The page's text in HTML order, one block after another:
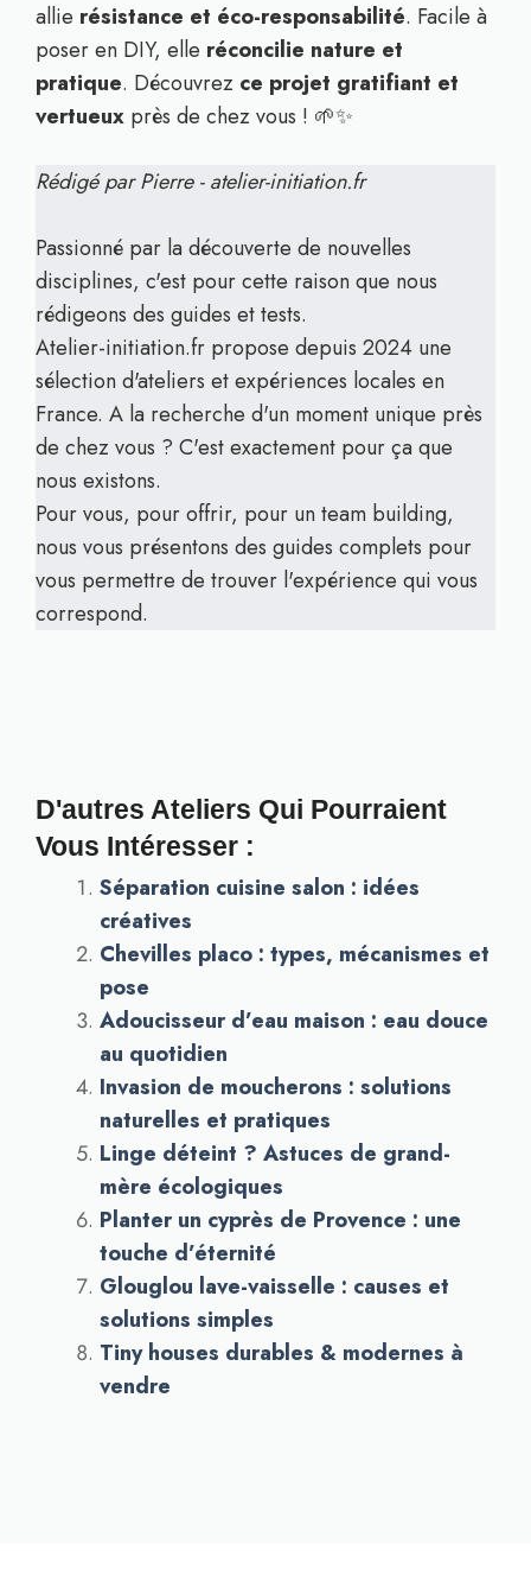
allie résistance et éco-responsabilité. Facile à
poser en DIY, elle réconcilie nature et
pratique. Découvrez ce projet gratifiant et
vertueux près de chez vous ! 🌱✨
Rédigé par Pierre - atelier-initiation.fr
Passionné par la découverte de nouvelles
disciplines, c'est pour cette raison que nous
rédigeons des guides et tests.
Atelier-initiation.fr propose depuis 2024 une
sélection d'ateliers et expériences locales en
France. A la recherche d'un moment unique près
de chez vous ? C'est exactement pour ça que
nous existons.
Pour vous, pour offrir, pour un team building,
nous vous présentons des guides complets pour
vous permettre de trouver l'expérience qui vous
correspond.
D'autres Ateliers Qui Pourraient
Vous Intéresser :
Séparation cuisine salon : idées
créatives
Chevilles placo : types, mécanismes et
pose
Adoucisseur d’eau maison : eau douce
au quotidien
Invasion de moucherons : solutions
naturelles et pratiques
Linge déteint ? Astuces de grand-
mère écologiques
Planter un cyprès de Provence : une
touche d’éternité
Glouglou lave-vaisselle : causes et
solutions simples
Tiny houses durables & modernes à
vendre